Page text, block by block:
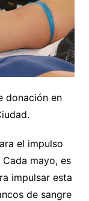
donación en
el impulso
mayo, es
impulsar esta
de sangre